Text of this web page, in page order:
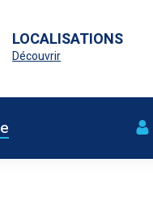
LOCALISATIONS
Découvrir